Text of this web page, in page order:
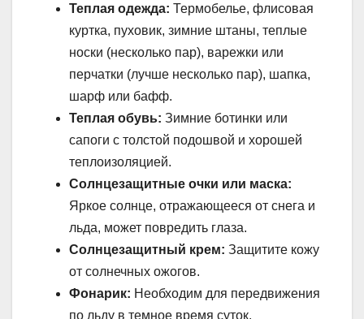
Теплая одежда: Термобелье, флисовая
куртка, пуховик, зимние штаны, теплые
носки (несколько пар), варежки или
перчатки (лучше несколько пар), шапка,
шарф или бафф.
Теплая обувь: Зимние ботинки или
сапоги с толстой подошвой и хорошей
теплоизоляцией.
Солнцезащитные очки или маска:
Яркое солнце, отражающееся от снега и
льда, может повредить глаза.
Солнцезащитный крем: Защитите кожу
от солнечных ожогов.
Фонарик: Необходим для передвижения
по льду в темное время суток.